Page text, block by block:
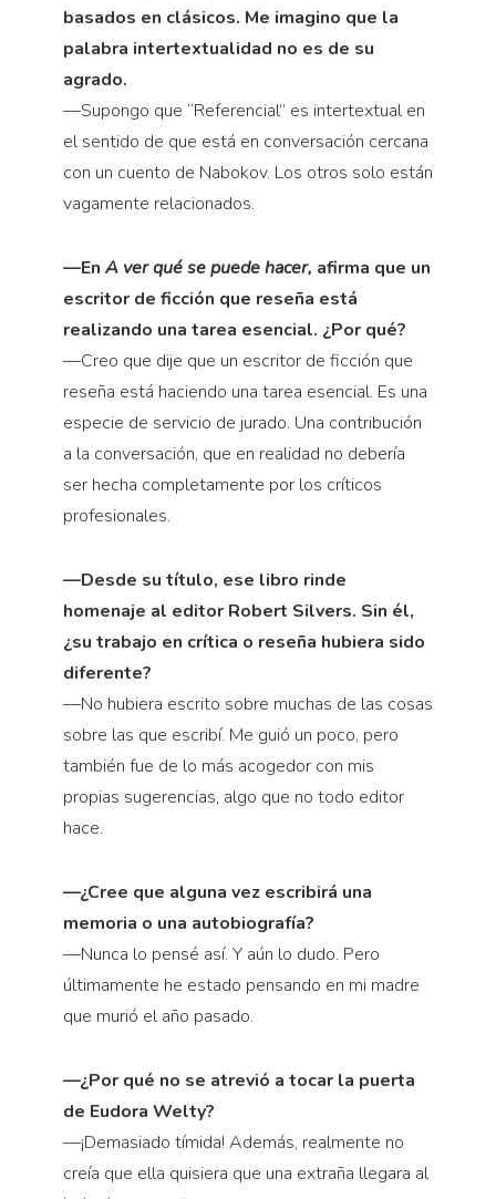
basados en clásicos. Me imagino que la
palabra intertextualidad no es de su
agrado.
—Supongo que “Referencial” es intertextual en
el sentido de que está en conversación cercana
con un cuento de Nabokov. Los otros solo están
vagamente relacionados.
—En A ver qué se puede hacer, afirma que un
escritor de ficción que reseña está
realizando una tarea esencial. ¿Por qué?
—Creo que dije que un escritor de ficción que
reseña está haciendo una tarea esencial. Es una
especie de servicio de jurado. Una contribución
a la conversación, que en realidad no debería
ser hecha completamente por los críticos
profesionales.
—Desde su título, ese libro rinde
homenaje al editor Robert Silvers. Sin él,
¿su trabajo en crítica o reseña hubiera sido
diferente?
—No hubiera escrito sobre muchas de las cosas
sobre las que escribí. Me guió un poco, pero
también fue de lo más acogedor con mis
propias sugerencias, algo que no todo editor
hace.
—¿Cree que alguna vez escribirá una
memoria o una autobiografía?
—Nunca lo pensé así. Y aún lo dudo. Pero
últimamente he estado pensando en mi madre
que murió el año pasado.
—¿Por qué no se atrevió a tocar la puerta
de Eudora Welty?
—¡Demasiado tímida! Además, realmente no
creía que ella quisiera que una extraña llegara al